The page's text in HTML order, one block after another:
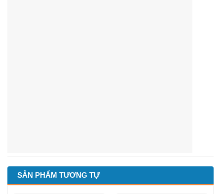
SẢN PHẨM TƯƠNG TỰ